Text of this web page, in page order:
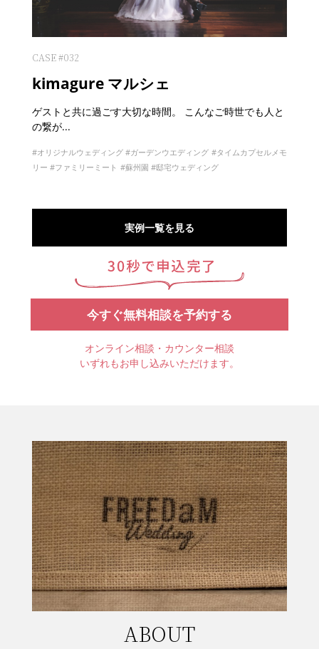
CASE #032
kimagure マルシェ
ゲストと共に過ごす大切な時間。 こんなご時世でも人と
の繋が...
オリジナルウェディング ガーデンウエディング
タイムカプセルメモ
リー
ファミリーミート 蘇州園 邸宅ウェディング
実例一覧を見る
今すぐ無料相談を予約する
オンライン相談・カウンター相談
いずれもお申し込みいただけます。
ABOUT